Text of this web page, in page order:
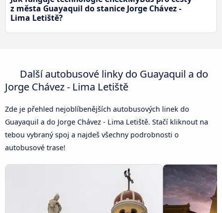
z města Guayaquil do stanice Jorge Chávez -
Lima Letiště?
Další autobusové linky do Guayaquil a do
Jorge Chávez - Lima Letiště
Zde je přehled nejoblíbenějších autobusových linek do
Guayaquil a do Jorge Chávez - Lima Letiště. Stačí kliknout na
tebou vybraný spoj a najdeš všechny podrobnosti o
autobusové trase!